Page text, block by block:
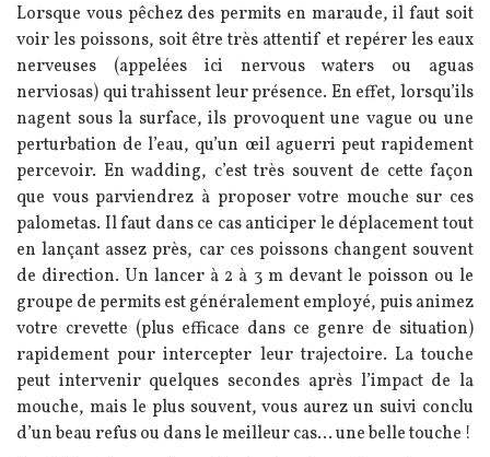
Lorsque vous pêchez des permits en maraude, il faut soit
voir les poissons, soit être très attentif et repérer les eaux
nerveuses (appelées ici nervous waters ou aguas
nerviosas) qui trahissent leur présence. En effet, lorsqu’ils
nagent sous la surface, ils provoquent une vague ou une
perturbation de l’eau, qu’un œil aguerri peut rapidement
percevoir. En wadding, c’est très souvent de cette façon
que vous parviendrez à proposer votre mouche sur ces
palometas. Il faut dans ce cas anticiper le déplacement tout
en lançant assez près, car ces poissons changent souvent
de direction. Un lancer à 2 à 3 m devant le poisson ou le
groupe de permits est généralement employé, puis animez
votre crevette (plus efficace dans ce genre de situation)
rapidement pour intercepter leur trajectoire. La touche
peut intervenir quelques secondes après l’impact de la
mouche, mais le plus souvent, vous aurez un suivi conclu
d’un beau refus ou dans le meilleur cas... une belle touche !